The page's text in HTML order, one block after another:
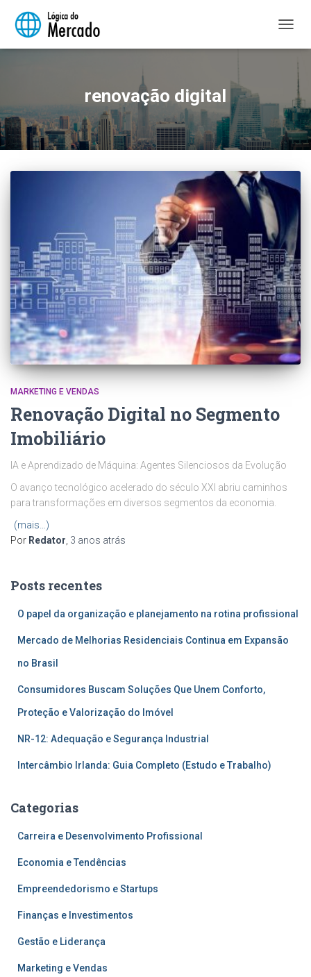
renovação digital
MARKETING E VENDAS
Renovação Digital no Segmento
Imobiliário
IA e Aprendizado de Máquina: Agentes Silenciosos da Evolução
O avanço tecnológico acelerado do século XXI abriu caminhos
para transformações em diversos segmentos da economia.
(mais…)
Por Redator 3 anos atrás
Posts recentes
O papel da organização e planejamento na rotina profissional
Mercado de Melhorias Residenciais Continua em Expansão
no Brasil
Consumidores Buscam Soluções Que Unem Conforto,
Proteção e Valorização do Imóvel
NR-12: Adequação e Segurança Industrial
Intercâmbio Irlanda: Guia Completo (Estudo e Trabalho)
Categorias
Carreira e Desenvolvimento Profissional
Economia e Tendências
Empreendedorismo e Startups
Finanças e Investimentos
Gestão e Liderança
Marketing e Vendas